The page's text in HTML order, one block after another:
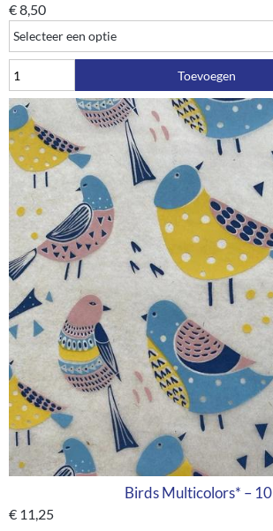
€8,50
Toevoegen
Birds Multicolors* – 10
€ 11,25